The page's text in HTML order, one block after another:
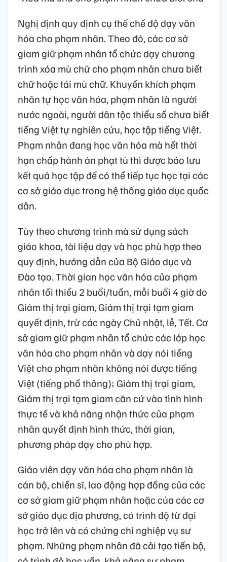
Nghị định quy định cụ thể chế độ dạy văn
hóa cho phạm nhân. Theo đó, các cơ sở
giam giữ phạm nhân tổ chức dạy chương
trình xóa mù chữ cho phạm nhân chưa biết
chữ hoặc tái mù chữ. Khuyến khích phạm
nhân tự học văn hóa, phạm nhân là người
nước ngoài, người dân tộc thiểu số chưa biết
tiếng Việt tự nghiên cứu, học tập tiếng Việt.
Phạm nhân đang học văn hóa mà hết thời
hạn chấp hành án phạt tù thì được bảo lưu
kết quả học tập để có thể tiếp tục học tại các
cơ sở giáo dục trong hệ thống giáo dục quốc
dân.
Tùy theo chương trình mà sử dụng sách
giáo khoa, tài liệu dạy và học phù hợp theo
quy định, hướng dẫn của Bộ Giáo dục và
Đào tạo. Thời gian học văn hóa của phạm
nhân tối thiểu 2 buổi/tuần, mỗi buổi 4 giờ do
Giám thị trại giam, Giám thị trại tạm giam
quyết định, trừ các ngày Chủ nhật, lễ, Tết. Cơ
sở giam giữ phạm nhân tổ chức các lớp học
văn hóa cho phạm nhân và dạy nói tiếng
Việt cho phạm nhân không nói được tiếng
Việt (tiếng phổ thông); Giám thị trại giam,
Giám thị trại tạm giam căn cứ vào tình hình
thực tế và khả năng nhận thức của phạm
nhân quyết định hình thức, thời gian,
phương pháp dạy cho phù hợp.
Giáo viên dạy văn hóa cho phạm nhân là
cán bộ, chiến sĩ, lao động hợp đồng của các
cơ sở giam giữ phạm nhân hoặc của các cơ
sở giáo dục địa phương, có trình độ từ đại
học trở lên và có chứng chỉ nghiệp vụ sư
phạm. Những phạm nhân đã cải tạo tiến bộ,